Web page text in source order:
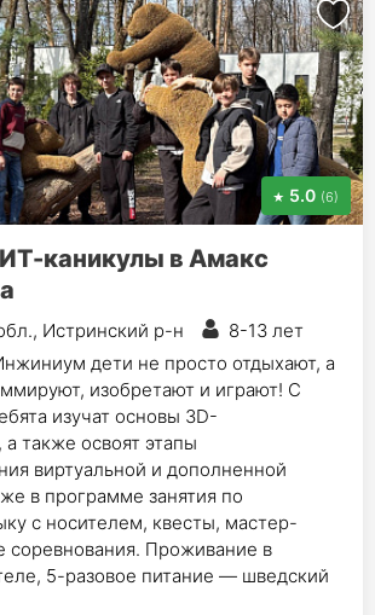
5.0 (6)
каникулы в Амакс
Истринский р-н
8-13 лет
дети не просто отдыхают, а
изобретают и играют! С
изучат основы 3D-
также освоят этапы
виртуальной и дополненной
в программе занятия по
с носителем, квесты, мастер-
соревнования. Проживание в
5-разовое питание — шведский